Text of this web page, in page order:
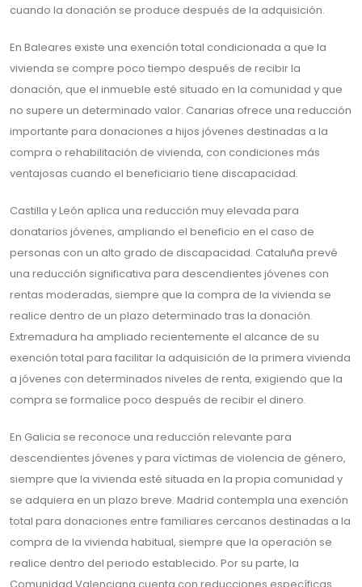
cuando la donación se produce después de la adquisición.
En Baleares existe una exención total condicionada a que la
vivienda se compre poco tiempo después de recibir la
donación, que el inmueble esté situado en la comunidad y que
no supere un determinado valor. Canarias ofrece una reducción
importante para donaciones a hijos jóvenes destinadas a la
compra o rehabilitación de vivienda, con condiciones más
ventajosas cuando el beneficiario tiene discapacidad.
Castilla y León aplica una reducción muy elevada para
donatarios jóvenes, ampliando el beneficio en el caso de
personas con un alto grado de discapacidad. Cataluña prevé
una reducción significativa para descendientes jóvenes con
rentas moderadas, siempre que la compra de la vivienda se
realice dentro de un plazo determinado tras la donación.
Extremadura ha ampliado recientemente el alcance de su
exención total para facilitar la adquisición de la primera vivienda
a jóvenes con determinados niveles de renta, exigiendo que la
compra se formalice poco después de recibir el dinero.
En Galicia se reconoce una reducción relevante para
descendientes jóvenes y para víctimas de violencia de género,
siempre que la vivienda esté situada en la propia comunidad y
se adquiera en un plazo breve. Madrid contempla una exención
total para donaciones entre familiares cercanos destinadas a la
compra de la vivienda habitual, siempre que la operación se
realice dentro del periodo establecido. Por su parte, la